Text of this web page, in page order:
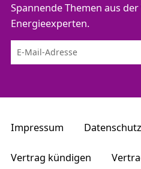
Spannende Themen aus
Energieexperten.
Impressum Datenschutz
Vertrag kündigen